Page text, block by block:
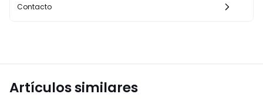
Contacto
Artículos similares